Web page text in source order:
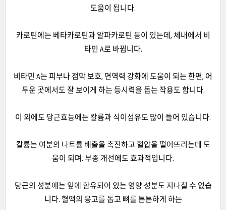
도움이 됩니다.
카로틴에는 베타카로틴과 알파카로틴 등이 있는데, 체내에서 비
타민 A로 바뀝니다.
비타민 A는 피부나 점막 보호, 면역력 강화에 도움이 되는 한편, 어
두운 곳에서도 잘 보이게 하는 등시력을 돕는 작용도 합니다.
이 외에도 당근효능에는 칼륨과 식이섬유도 많이 들어 있습니다.
칼륨는 여분의 나트륨 배출을 촉진하고 혈압을 떨어뜨리는데 도
움이 되며. 부종 개선에도 효과적입니다.
당근의 성분에는 잎에 함유되어 있는 영양 성분도 지나칠 수 없습
니다. 혈액의 응고를 돕고 뼈를 튼튼하게 하는